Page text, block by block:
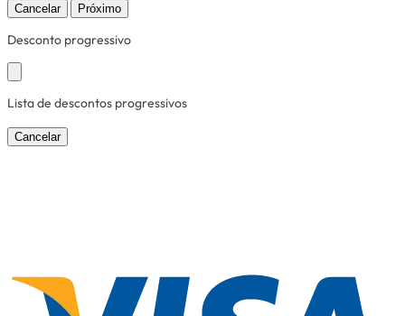
Cancelar Próximo
Desconto progressivo
Lista de descontos progressivos
Cancelar